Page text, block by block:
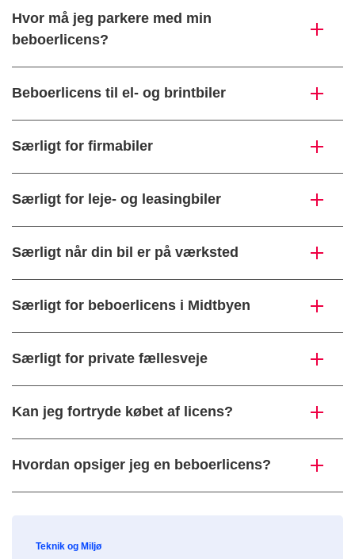
Hvor må jeg parkere med min
beboerlicens?
Beboerlicens til el- og brintbiler
Særligt for firmabiler
Særligt for leje- og leasingbiler
Særligt når din bil er på værksted
Særligt for beboerlicens i Midtbyen
Særligt for private fællesveje
Kan jeg fortryde købet af licens?
Hvordan opsiger jeg en beboerlicens?
Teknik og Miljø